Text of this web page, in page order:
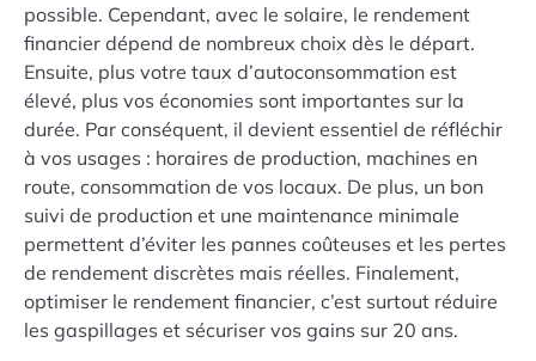
possible. Cependant, avec le solaire, le rendement
financier dépend de nombreux choix dès le départ.
Ensuite, plus votre taux d’autoconsommation est
élevé, plus vos économies sont importantes sur la
durée. Par conséquent, il devient essentiel de réfléchir
à vos usages : horaires de production, machines en
route, consommation de vos locaux. De plus, un bon
suivi de production et une maintenance minimale
permettent d’éviter les pannes coûteuses et les pertes
de rendement discrètes mais réelles. Finalement,
optimiser le rendement financier, c’est surtout réduire
les gaspillages et sécuriser vos gains sur 20 ans.